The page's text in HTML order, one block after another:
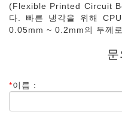
(Flexible Printed Circuit
다. 빠른 냉각을 위해
0.05mm ~ 0.2mm의 두께
*이름：